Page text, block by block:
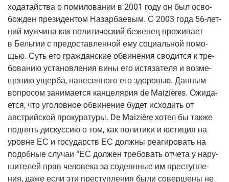
хода­тай­ства о поми­ло­ва­нии в 2001 году он был осво­
бож­ден пре­зи­ден­том Назар­ба­е­вым. С 2003 года 56-лет­
ний муж­чи­на как поли­ти­че­ский беже­нец про­жи­ва­ет
в Бель­гии с предо­став­лен­ной ему соци­аль­ной помо­
щью. Суть его граж­дан­ские обви­не­ния сво­дит­ся к тре­
бо­ва­нию уста­нов­ле­ния вины его истя­за­те­ля и воз­ме­
ще­нию ущер­ба, нане­сен­но­го его здо­ро­вью. Дан­ным
вопро­сом зани­ма­ет­ся кан­це­ля­рия de Maizières. Ожи­да­
ет­ся, что уго­лов­ное обви­не­ние будет исхо­дить от
австрий­ской про­ку­ра­ту­ры. De Maizière хотел бы так­же
под­нять дис­кус­сию о том, как поли­ти­ки и юсти­ция на
уровне ЕС и госу­дарств ЕС долж­ны реа­ги­ро­вать на
подоб­ные слу­чаи “ЕС дол­жен тре­бо­вать отче­та у нару­
ши­те­лей прав чело­ве­ка за соде­ян­ные им пре­ступ­ле­
ния, даже если эти пре­ступ­ле­ния были совер­ше­ны не